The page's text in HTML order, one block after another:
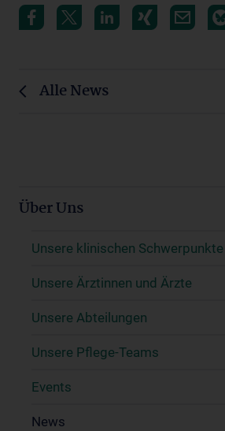
Alle News
Über Uns
Unsere klinischen Schwerpunkte
Unsere Ärztinnen und Ärzte
Unsere Abteilungen
Unsere Pflege-Teams
Events
News